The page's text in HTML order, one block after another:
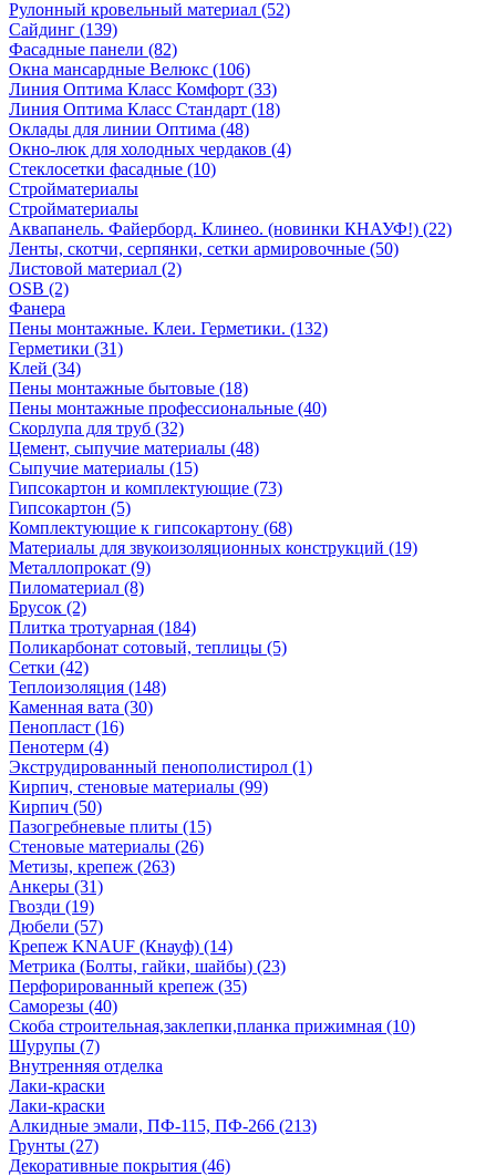
Рулонный кровельный материал (52)
Сайдинг (139)
Фасадные панели (82)
Окна мансардные Велюкс (106)
Линия Оптима Класс Комфорт (33)
Линия Оптима Класс Стандарт (18)
Оклады для линии Оптима (48)
Окно-люк для холодных чердаков (4)
Стеклосетки фасадные (10)
Стройматериалы
Стройматериалы
Аквапанель. Файерборд. Клинео. (новинки КНАУФ!) (22)
Ленты, скотчи, серпянки, сетки армировочные (50)
Листовой материал (2)
OSB (2)
Фанера
Пены монтажные. Клеи. Герметики. (132)
Герметики (31)
Клей (34)
Пены монтажные бытовые (18)
Пены монтажные профессиональные (40)
Скорлупа для труб (32)
Цемент, сыпучие материалы (48)
Сыпучие материалы (15)
Гипсокартон и комплектующие (73)
Гипсокартон (5)
Комплектующие к гипсокартону (68)
Материалы для звукоизоляционных конструкций (19)
Металлопрокат (9)
Пиломатериал (8)
Брусок (2)
Плитка тротуарная (184)
Поликарбонат сотовый, теплицы (5)
Сетки (42)
Теплоизоляция (148)
Каменная вата (30)
Пенопласт (16)
Пенотерм (4)
Экструдированный пенополистирол (1)
Кирпич, стеновые материалы (99)
Кирпич (50)
Пазогребневые плиты (15)
Стеновые материалы (26)
Метизы, крепеж (263)
Анкеры (31)
Гвозди (19)
Дюбели (57)
Крепеж KNAUF (Кнауф) (14)
Метрика (Болты, гайки, шайбы) (23)
Перфорированный крепеж (35)
Саморезы (40)
Скоба строительная,заклепки,планка прижимная (10)
Шурупы (7)
Внутренняя отделка
Лаки-краски
Лаки-краски
Алкидные эмали, ПФ-115, ПФ-266 (213)
Грунты (27)
Декоративные покрытия (46)